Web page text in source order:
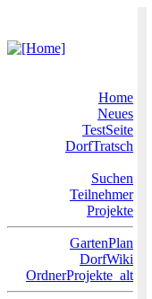
Home
Neues
TestSeite
DorfTratsch
Suchen
Teilnehmer
Projekte
GartenPlan
DorfWiki
OrdnerProjekte_alt